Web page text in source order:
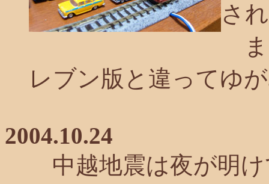
さ
ま
レブン版と違ってゆ
2004.10.24
中越地震は夜が明